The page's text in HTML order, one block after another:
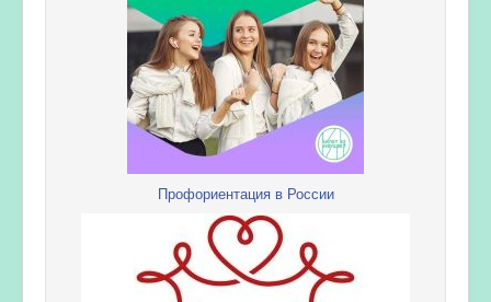
Профориентация в России